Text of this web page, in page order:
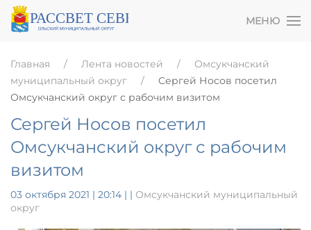
МЕНЮ
Главная Лента новостей
Омсукчанский
муниципальный округ
Сергей Носов посетил
Омсукчанский округ с рабочим визитом
Сергей Носов посетил
Омсукчанский округ с рабочим
визитом
03 октября 2021 | 20:14 | | Омсукчанский муниципальный
округ